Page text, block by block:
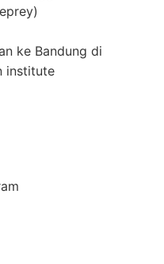
ke Bandung di
institute